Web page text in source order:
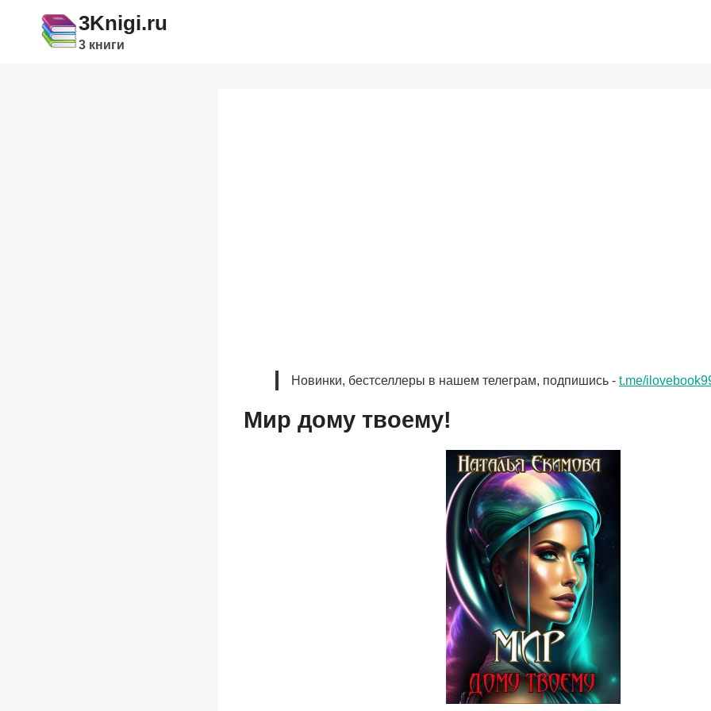
содержимому
3Knigi.ru
3 книги
Новинки, бестселлеры в нашем телеграм, подпишись - t.me/
Мир дому твоему!